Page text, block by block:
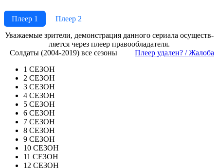
Плеер 1
Плеер 2
Ува­жае­мые зри­те­ли, де­мон­ст­ра­ция дан­но­го се­риа­ла осу­ще­ст­в­
ля­ет­ся че­рез пле­ер пра­во­об­ла­да­те­ля.
Солдаты (2004-2019) все сезоны
Пле­ер уда­лен? / Жа­ло­ба
1 СЕЗОН
2 СЕЗОН
3 СЕЗОН
4 СЕЗОН
5 СЕЗОН
6 СЕЗОН
7 СЕЗОН
8 СЕЗОН
9 СЕЗОН
10 СЕЗОН
11 СЕЗОН
12 СЕЗОН